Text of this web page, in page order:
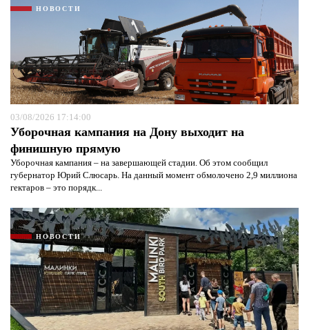
НОВОСТИ
03/08/2026 17:14:00
Уборочная кампания на Дону выходит на
финишную прямую
Уборочная кампания – на завершающей стадии. Об этом сообщил
губернатор Юрий Слюсарь. На данный момент обмолочено 2,9 миллиона
гектаров – это порядк...
НОВОСТИ
Я согласен сполитикой конфиденциальности и
защиты информации*
Я согласен сполитикой конфиденциальности и
защиты информации*